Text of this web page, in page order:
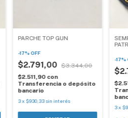
PARCHE TOP GUN
-17%OFF
$2.791,00
$3.344,00
$2.511,90 con
Transferencia o depósito
bancario
3x $930,33 sin interés
-17%
3x